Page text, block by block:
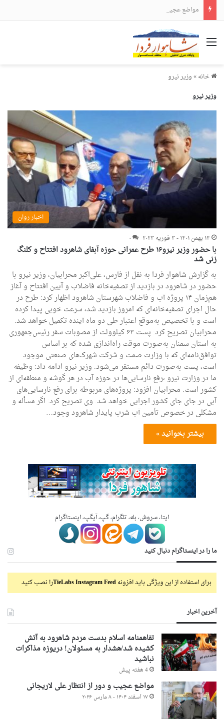
مواضع عجیب و دور از انتظار علی لاریجانی
منو
خانه»وزیر نیرو
وزیر نیرو
اخبار روان
۱۴ بهمن ۱۴۰۱ - ۳ فوریه ۲۰۲۳
۰
با حضور وزیر نیرو۱۶ طرح عمرانی حوزه آبفای شاهرود افتتاح و کلنگ
زنی شد
به گزارش شاهوار فردا به نقل از فارس، علی‌اکبر محرابیان، وزیر نیرو با
حضور در شاهرود در بازدید از تصفیه‌خانه فاضلاب و آیین افتتاح و آغاز
هم‌زمان ۱۴ پروژه آب و فاضلاب شهرستان شاهرود اظهار کرد: طرح در
حال اجرای تصفیه‌خانه‌ای که امروز بازدید شد، سرعت خوبی پیدا کرده
است و با تخصیص به‌موقع اعتبار طی دو ماه آینده تکمیل خواهد شد.
محرابیان تصریح کرد: پست ۶۳ کیلوولت از مصوبات سفر رئیس‌جمهوری
به استان سمنان به‌صورت موقت راه‌اندازی شده که بر اساس
توافق‌نامه‌ای که با وزارت صمت و شرکت شهرک‌های صنعتی موجود
است، پست به‌صورت دائم مستقر می‌شود. وزیر نیرو ادامه داد: وظیفه
ما در وزارت نیرو ،رفع نارسایی‌ها در حوزه آب در هر گوشه و منطقه‌ای از
کشور است. محرابیان افزود: پروژه‌های مربوطه برای رفع نارسایی‌های
آبی در جای جای کشور اجرایی خواهد شد. وی تصریح کرد: اگر مسأله و
مشکلی در خصوص تأمین آب شرب پایدار شاهرود وجود…
بیشتر بخوانید »
ایتا، سروش، بله، تلگرام، گپ، آیگپ، اینستاگرام
ما را در اینستاگرام دنبال کنید
برای استفاده از این ویژگی باید افزونهTieLabs Instagram Feedرا نصب کنید
آخرین اخبار
تفاهمنامه اسلام بدست مردم شاهرود به آتش
کشیده شد/هشدار به مسئولان! دریوزه مذاکرات
نباشید
4 هفته پیش
مواضع عجیب و دور از انتظار علی لاریجانی
۱۷ اسفند ۱۴۰۴ - ۸ مارس ۲۰۲۶